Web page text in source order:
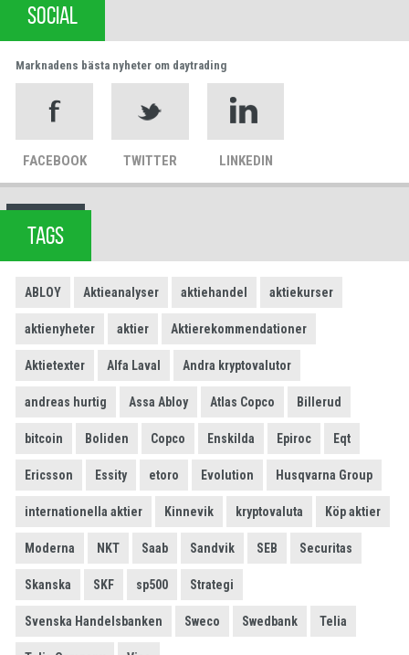
SOCIAL
Marknadens bästa nyheter om daytrading
FACEBOOK TWITTER LINKEDIN
TAGS
ABLOY Aktieanalyser aktiehandel aktiekurser
aktienyheter aktier Aktierekommendationer
Aktietexter Alfa Laval Andra kryptovalutor
andreas hurtig Assa Abloy Atlas Copco Billerud
bitcoin Boliden Copco Enskilda Epiroc Eqt
Ericsson Essity etoro Evolution Husqvarna Group
internationella aktier Kinnevik kryptovaluta Köp aktier
Moderna NKT Saab Sandvik SEB Securitas
Skanska SKF sp500 Strategi
Svenska Handelsbanken Sweco Swedbank Telia